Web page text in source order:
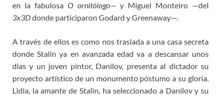
en la fabulosa O ornitólogo— y Miguel Monteiro —del
3x3Ddonde participaron Godard y Greenaway—.
A través de ellos es como nos traslada a una casa secreta
donde Stalin ya en avanzada edad va a descansar unos
días y un joven pintor, Danilov, presenta al dictador su
proyecto artístico de un monumento póstumo a su gloria.
Lidia, la amante de Stalin, ha seleccionado a Danilov y su